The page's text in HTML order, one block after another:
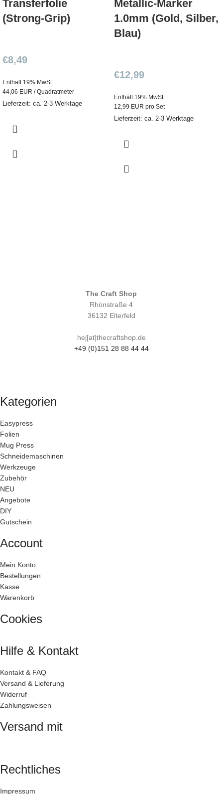
Transferfolie
(Strong-Grip)
€8,49
Enthält 19% MwSt.
44,06 EUR / Quadratmeter
Lieferzeit: ca. 2-3 Werktage
Metallic-Marker
1.0mm (Gold, Silber,
Blau)
€12,99
Enthält 19% MwSt.
12,99 EUR pro Set
Lieferzeit: ca. 2-3 Werktage
The Craft Shop
Rhönstraße 4
36132 Eiterfeld
hej[at]thecraftshop.de
+49 (0)151 28 88 44 44
Kategorien
Easypress
Folien
Mug Press
Schneidemaschinen
Werkzeuge
Zubehör
NEU
Angebote
DIY
Gutschein
Account
Mein Konto
Bestellungen
Kasse
Warenkorb
Cookies
Hilfe & Kontakt
Kontakt & FAQ
Versand & Lieferung
Widerruf
Zahlungsweisen
Versand mit
Rechtliches
Impressum